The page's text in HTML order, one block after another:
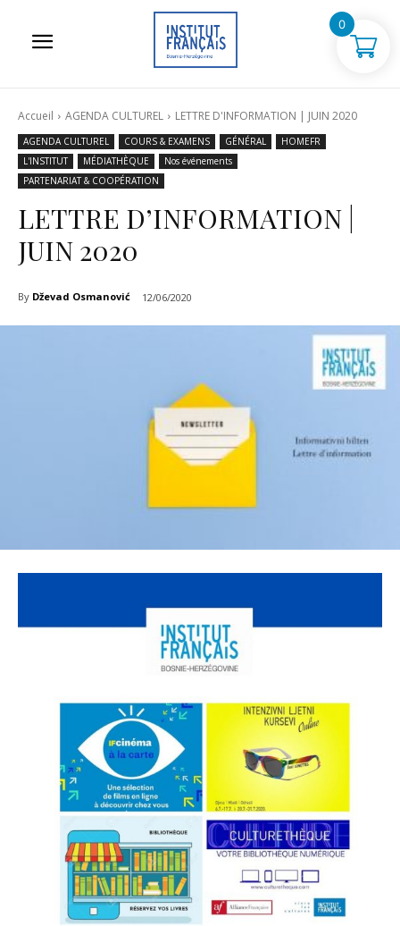
Accueil AGENDA CULTUREL LETTRE D'INFORMATION | JUIN 2020
AGENDA CULTUREL COURS & EXAMENS GÉNÉRAL
HOMEFR
L'INSTITUT
MÉDIATHÈQUE
Nos événements
PARTENARIAT & COOPÉRATION
LETTRE D’INFORMATION |
JUIN 2020
By Dževad Osmanović 12/06/2020
0